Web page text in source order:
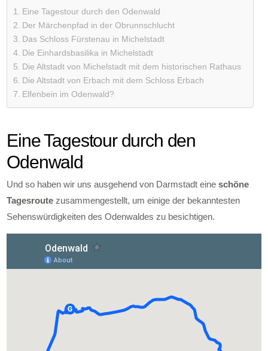
Eine Tagestour durch den Odenwald
Der Märchenpfad in der Obrunnschlucht
Das Schloss Fürstenau in Michelstadt
Die Einhardsbasilika in Michelstadt
Die Altstadt von Michelstadt mit dem historischen Rathaus
Die Altstadt von Erbach mit dem Schloss Erbach
Elfenbein im Odenwald?
Eine Tagestour durch den
Odenwald
Und so haben wir uns ausgehend von Darmstadt eineschöne
Tagesroute zusammengestellt, um einige der bekanntesten
Sehenswürdigkeiten des Odenwaldes zu besichtigen.